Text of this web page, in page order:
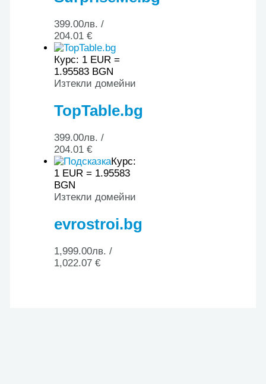
399.00лв. /
204.01 €
Курс: 1 EUR =
1.95583 BGN
Изтекли домейни
TopTable.bg
399.00лв. /
204.01 €
Курс:
1 EUR = 1.95583
BGN
Изтекли домейни
evrostroi.bg
1,999.00лв. /
1,022.07 €